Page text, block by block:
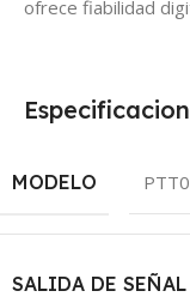
ofrece fiabilidad
MODELO
SALIDA DE SEÑAL